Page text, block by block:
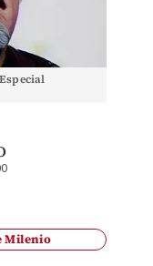
Milenio